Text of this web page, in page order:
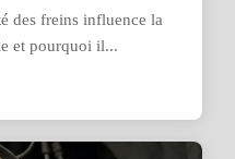
des freins influence la
et pourquoi il...